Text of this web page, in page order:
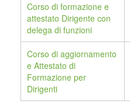
Corso di formazione e
attestato Dirigente con
delega di funzioni
Corso di aggiornamento
e Attestato di
Formazione per
Dirigenti